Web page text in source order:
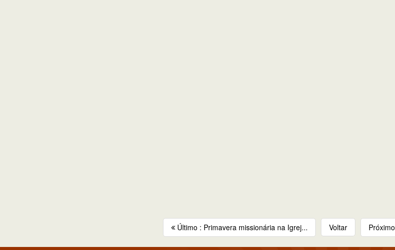
Último : Primavera missionária na Igrej... Voltar Próximo